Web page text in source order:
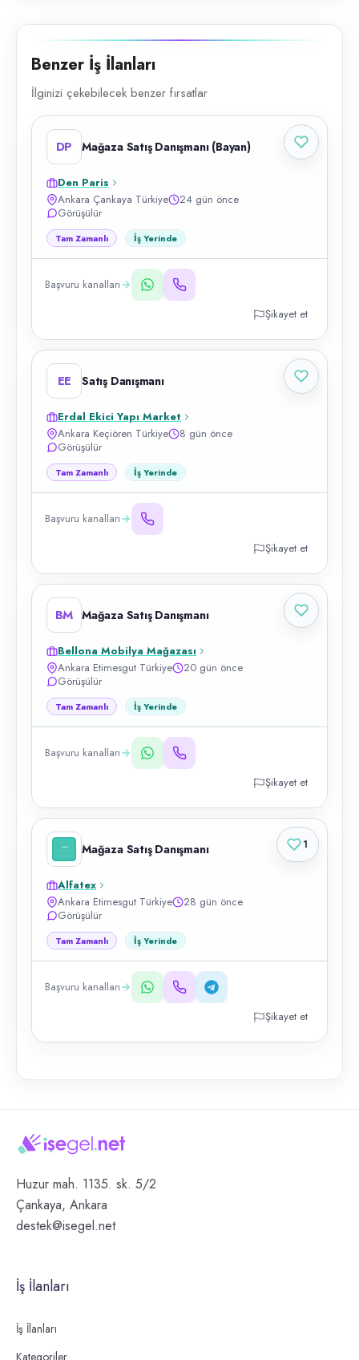
Benzer İş İlanları
İlginizi çekebilecek benzer fırsatlar
DP Mağaza Satış Danışmanı (Bayan)
Den Paris
Ankara Çankaya Türkiye
24 gün önce
Görüşülür
Tam Zamanlı İş Yerinde
Başvuru kanalları
Şikayet et
EE Satış Danışmanı
Erdal Ekici Yapı Market
Ankara Keçiören Türkiye
8 gün önce
Görüşülür
Tam Zamanlı İş Yerinde
Başvuru kanalları
Şikayet et
BM Mağaza Satış Danışmanı
Bellona Mobilya Mağazası
Ankara Etimesgut Türkiye
20 gün önce
Görüşülür
Tam Zamanlı İş Yerinde
Başvuru kanalları
Şikayet et
Mağaza Satış Danışmanı
Alfatex
Ankara Etimesgut Türkiye
28 gün önce
Görüşülür
Tam Zamanlı İş Yerinde
Başvuru kanalları
Şikayet et
1
Huzur mah. 1135. sk. 5/2
Çankaya, Ankara
destek@isegel.net
İş İlanları
İş İlanları
Kategoriler